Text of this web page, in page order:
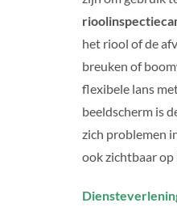
het riool of de
breuken of
flexibele lans
beeldscherm is
zich problemen
ook zichtbaar op